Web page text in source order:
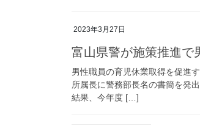
2023年3月27日
富山県警が施策推進
男性職員の育児休業取得を促進
所属長に警務部長名の書簡を発
結果、今年度 […]